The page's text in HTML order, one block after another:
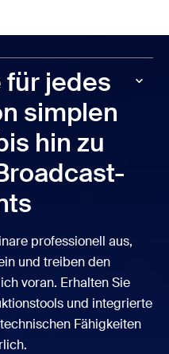
für jedes
simplen
hin zu
professionell aus,
und treiben den
voran. Erhalten Sie
und integrierte
Fähigkeiten